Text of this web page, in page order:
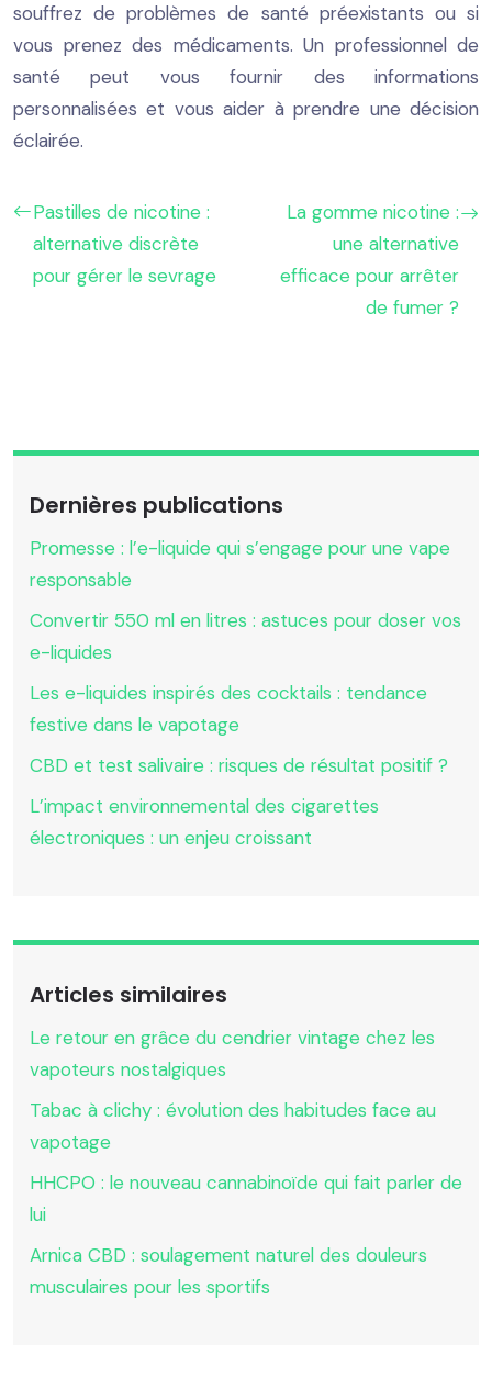
souffrez de problèmes de santé préexistants ou si
vous prenez des médicaments. Un professionnel de
santé peut vous fournir des informations
personnalisées et vous aider à prendre une décision
éclairée.
Pastilles de nicotine :
alternative discrète
pour gérer le sevrage
La gomme nicotine :
une alternative
efficace pour arrêter
de fumer ?
Dernières publications
Promesse : l’e-liquide qui s’engage pour une vape
responsable
Convertir 550 ml en litres : astuces pour doser vos
e-liquides
Les e-liquides inspirés des cocktails : tendance
festive dans le vapotage
CBD et test salivaire : risques de résultat positif ?
L’impact environnemental des cigarettes
électroniques : un enjeu croissant
Articles similaires
Le retour en grâce du cendrier vintage chez les
vapoteurs nostalgiques
Tabac à clichy : évolution des habitudes face au
vapotage
HHCPO : le nouveau cannabinoïde qui fait parler de
lui
Arnica CBD : soulagement naturel des douleurs
musculaires pour les sportifs